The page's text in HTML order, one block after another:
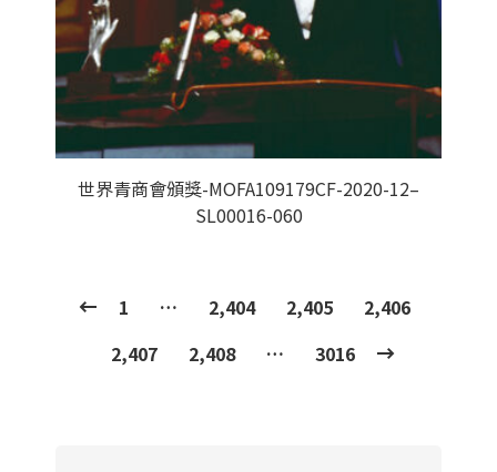
世界青商會頒獎-MOFA109179CF-2020-12–
SL00016-060
1 … 2,404 2,405
2,406
2,407
2,408 … 3016